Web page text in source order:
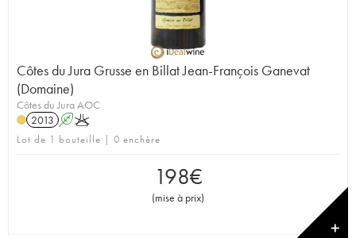
Côtes du Jura Grusse en Billat Jean-François Ganevat
(Domaine)
Côtes du Jura AOC
2013 AK
Lot de 1 bouteille | 0 enchère
198€
(mise à prix)
✕